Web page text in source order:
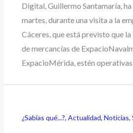
Digital, Guillermo Santamaría,
martes, durante una visita a la
Cáceres, que está previsto que
de mercancías de
ExpacioMérida, estén
¿Sabías qué...?,Actualidad,Noticias,